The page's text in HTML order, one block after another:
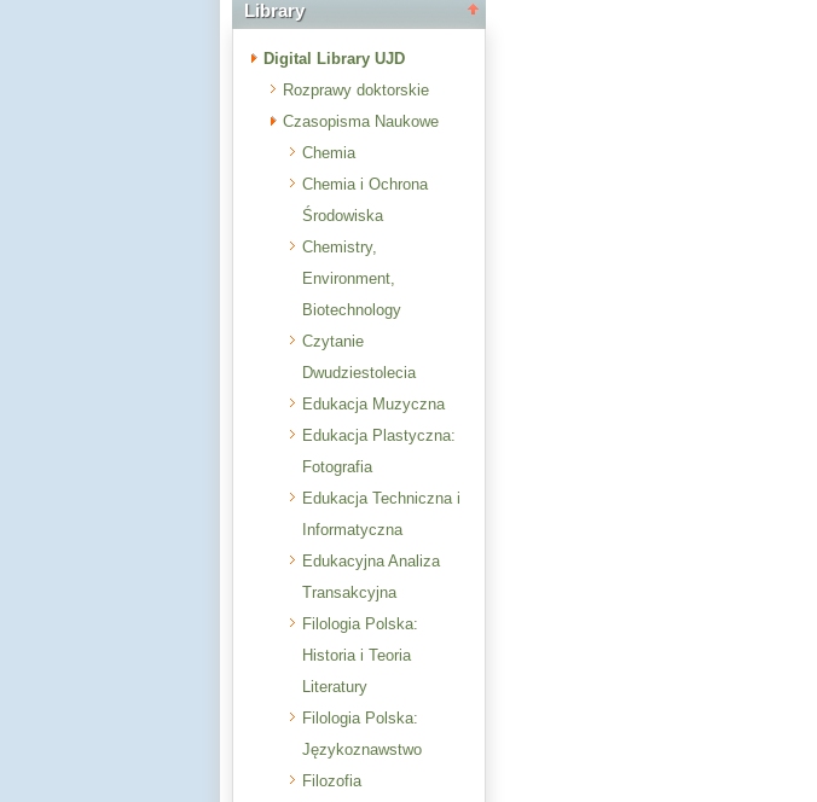
Library
Digital Library UJD
Rozprawy doktorskie
Czasopisma Naukowe
Chemia
Chemia i Ochrona
Środowiska
Chemistry,
Environment,
Biotechnology
Czytanie
Dwudziestolecia
Edukacja Muzyczna
Edukacja Plastyczna:
Fotografia
Edukacja Techniczna i
Informatyczna
Edukacyjna Analiza
Transakcyjna
Filologia Polska:
Historia i Teoria
Literatury
Filologia Polska:
Językoznawstwo
Filozofia